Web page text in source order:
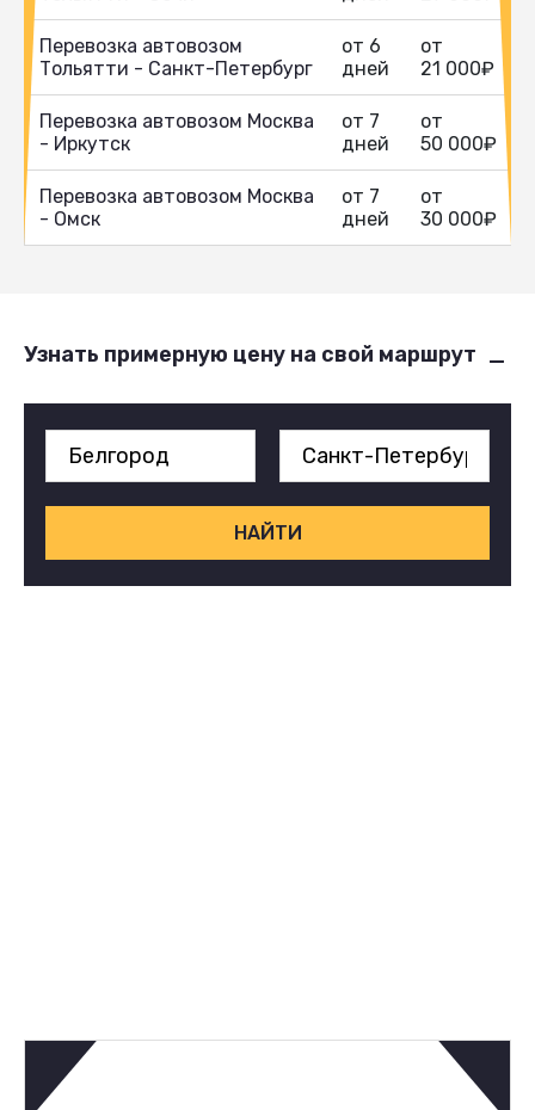
Перевозка автовозом
Тольятти - Санкт-Петербург
от 6
дней
от
21 000₽
Перевозка автовозом Москва
- Иркутск
от 7
дней
от
50 000₽
Перевозка автовозом Москва
- Омск
от 7
дней
от
30 000₽
Узнать примерную цену на свой маршрут
НАЙТИ